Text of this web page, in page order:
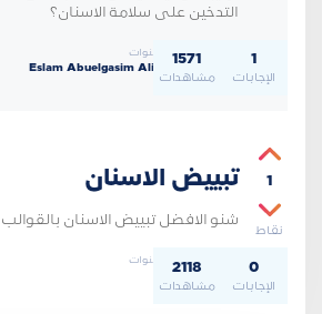
التدخين على سلامة الاسنان؟
سأل منذ 5 سنوات
Eslam Abuelgasim Ali Hamedan
1
الإجابات
1571
مشاهدات
1
نقاط
تبييض الاسنان
شنو الافضل تبييض الاسنان بالقوالب
سأل منذ 6 سنوات 0
الإجابات
2118
مشاهدات